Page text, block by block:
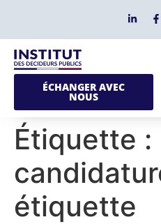
ÉCHANGER AVEC
NOUS
Étiquette :
étiquette